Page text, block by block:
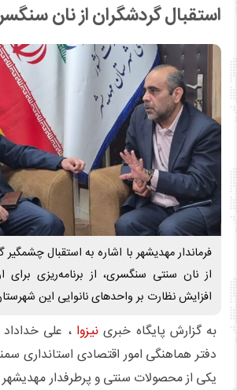
استقبال گردشگران از نان
فرماندار مهدیشهر با اشاره به استقبال
از نان سنتی سنگسری، از برنامه‌ریزی برای
افزایش نظارت بر واحدهای نانوایی این
به گزارش پایگاه خبرینیزوا ، علی خداداد
دفتر هماهنگی امور اقتصادی استانداری
یکی از محصولات سنتی و پرطرفدار